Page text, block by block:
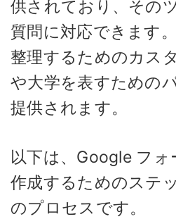
供されており、その
質問に対応できます
整理するためのカス
や大学を表すための
提供されます。
以下は、Google フ
作成するためのステ
のプロセスです。